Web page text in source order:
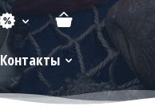
Контакты